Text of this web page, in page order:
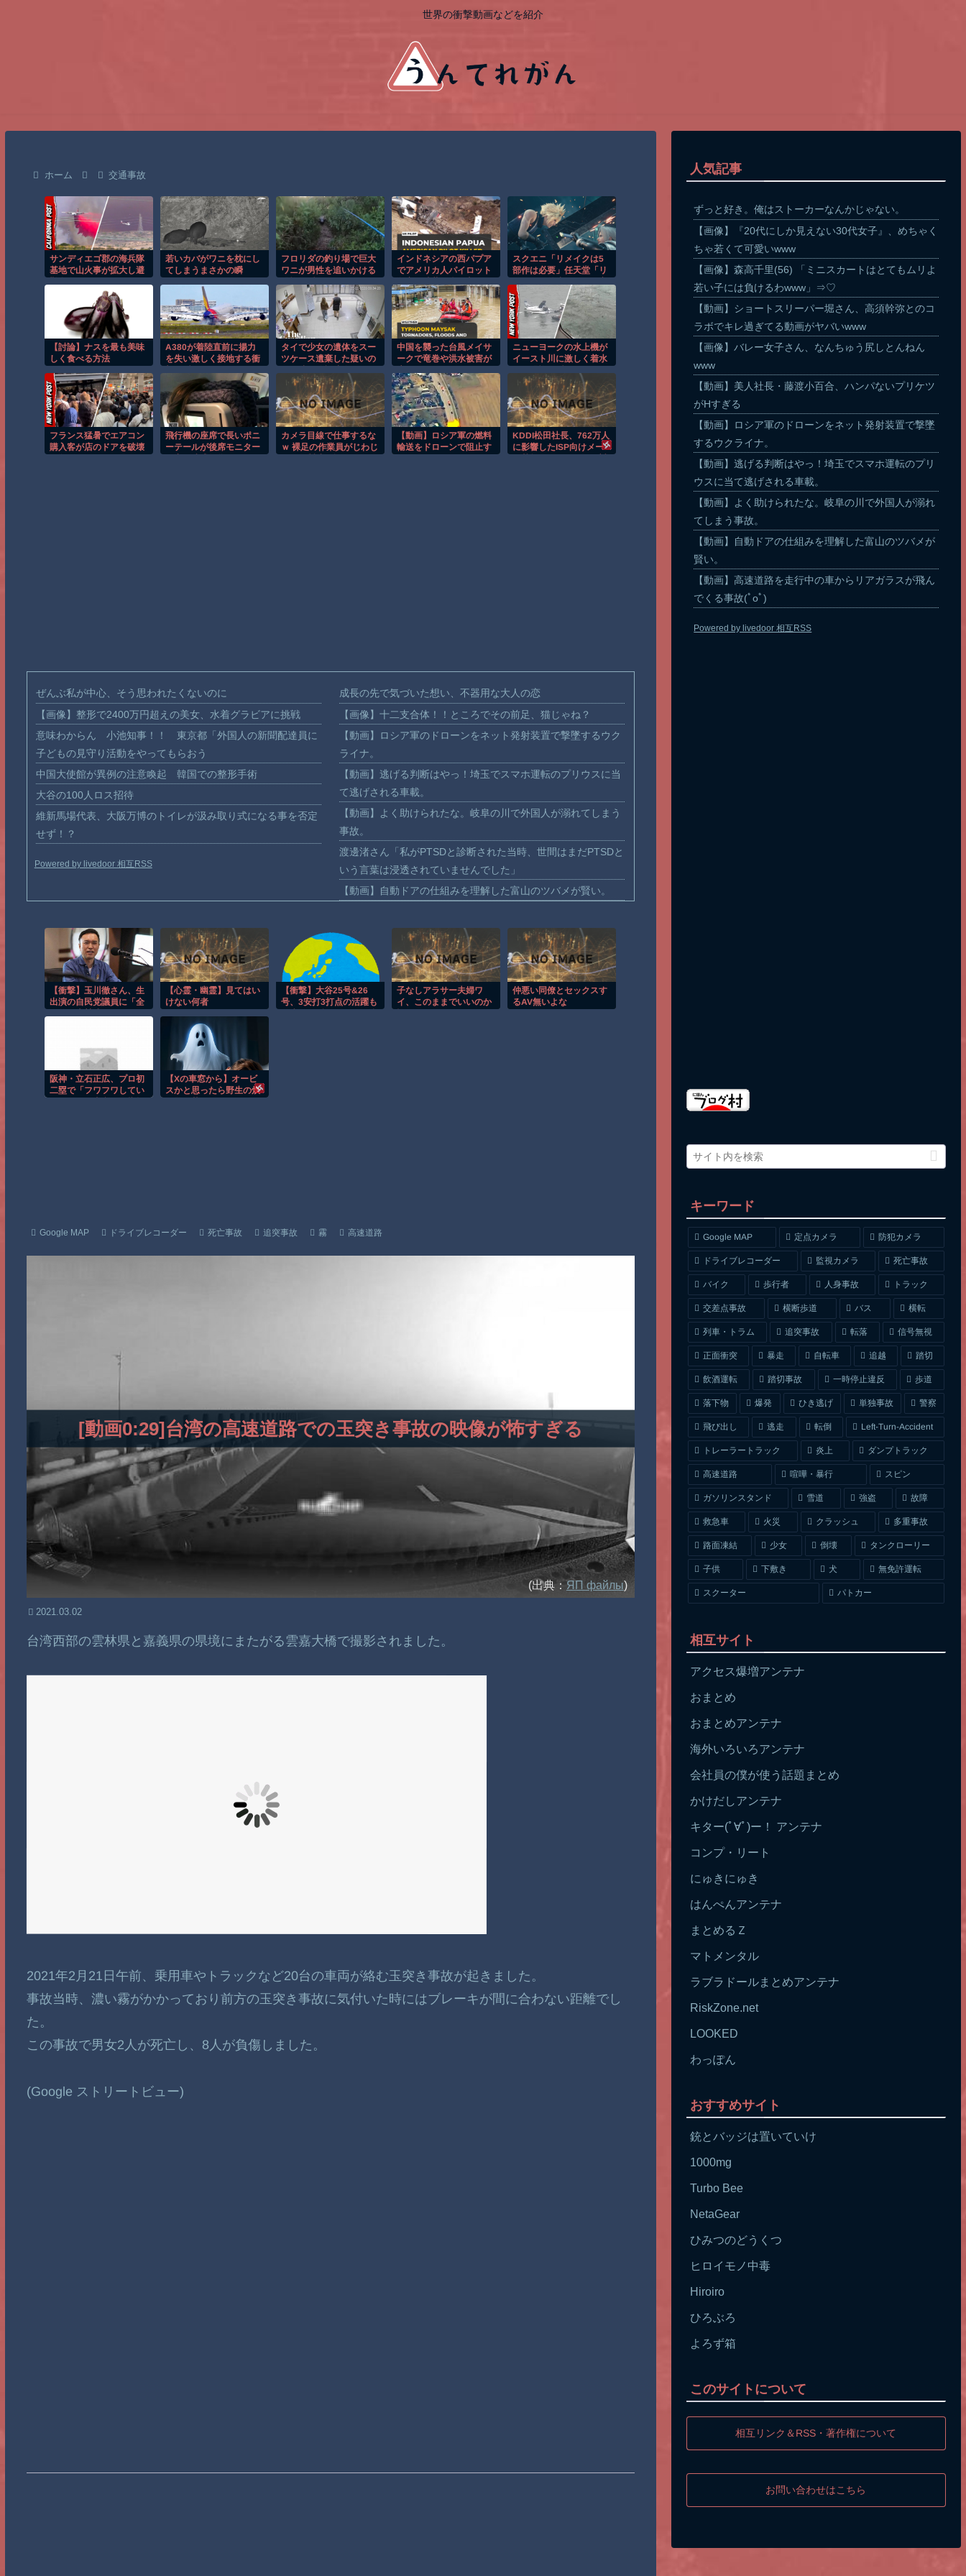
世界の衝撃動画などを紹介
ホーム 交通事故
サンディエゴ郡の海兵隊
基地で山火事が拡大し避
若いカバがワニを枕にし
てしまうまさかの瞬
フロリダの釣り場で巨大
ワニが男性を追いかける
インドネシアの西パプア
でアメリカ人パイロット
スクエニ「リメイクは5
部作は必要」任天堂「リ
えるだけ」
【討論】ナスを最も美味
しく食べる方法
A380が着陸直前に揚力
を失い激しく接地する衝
タイで少女の遺体をスー
ツケース遺棄した疑いの
中国を襲った台風メイサ
ークで竜巻や洪水被害が
ニューヨークの水上機が
イースト川に激しく着水
フランス猛暑でエアコン
購入客が店のドアを破壊
飛行機の座席で長いポニ
ーテールが後席モニター
カメラ目線で仕事するな
ｗ 裸足の作業員がじわじ
【動画】ロシア軍の燃料
輸送をドローンで阻止す
KDDI松田社長、762万人
に影響したISP向けメー
ぜんぶ私が中心、そう思われたくないのに
【画像】整形で2400万円超えの美女、水着グラビアに挑戦
意味わからん 小池知事！！ 東京都「外国人の新聞配達員に
子どもの見守り活動をやってもらおう
中国大使館が異例の注意喚起 韓国での整形手術
大谷の100人ロス招待
維新馬場代表、大阪万博のトイレが汲み取り式になる事を否定
せず！？
Powered by livedoor 相互RSS
成長の先で気づいた想い、不器用な大人の恋
【画像】十二支合体！！ところでその前足、猫じゃね？
【動画】ロシア軍のドローンをネット発射装置で撃墜するウク
ライナ。
【動画】逃げる判断はやっ！埼玉でスマホ運転のプリウスに当
て逃げされる車載。
【動画】よく助けられたな。岐阜の川で外国人が溺れてしまう
事故。
渡邊渚さん「私がPTSDと診断された当時、世間はまだPTSDと
いう言葉は浸透されていませんでした」
【動画】自動ドアの仕組みを理解した富山のツバメが賢い。
（50%還元）」を開催！
【動画】高速道路を走行中の車からリアガラスが飛んでくる事
故(ﾟoﾟ)
子供向け漫画、謎の闇の大会に参加しがち問題
【朗報】大人気漫画「GANTZ」がAmazonでなんと全巻100円
【衝撃】玉川徹さん、生
出演の自民党議員に「全
同・・・・・・・・・
【心霊・幽霊】見てはい
けない何者
【衝撃】大谷25号&26
号、3安打3打点の活躍も
子なしアラサー夫婦ワ
イ、このままでいいのか
仲悪い同僚とセックスす
るAV無いよな
阪神・立石正広、プロ初
二塁で「フワフワしてい
【Xの車窓から】オービ
スかと思ったら野生の炊
Google MAP ドライブレコーダー 死亡事故 追突事故 霧 高速道路
[動画0:29]台湾の高速道路での玉突き事故の映像が怖すぎる
(出典：ЯП файлы)
2021.03.02
台湾西部の雲林県と嘉義県の県境にまたがる雲嘉大橋で撮影されました。
2021年2月21日午前、乗用車やトラックなど20台の車両が絡む玉突き事故が起きました。
事故当時、濃い霧がかかっており前方の玉突き事故に気付いた時にはブレーキが間に合わない距離でし
た。
この事故で男女2人が死亡し、8人が負傷しました。
(Google ストリートビュー)
人気記事
ずっと好き。俺はストーカーなんかじゃない。
【画像】『20代にしか見えない30代女子』、めちゃく
ちゃ若くて可愛いwww
【画像】森高千里(56) 「ミニスカートはとてもムリよ
若い子には負けるわwww」⇒♡
【動画】ショートスリーパー堀さん、高須幹弥とのコ
ラボでキレ過ぎてる動画がヤバいwww
【画像】バレー女子さん、なんちゅう尻しとんねん
www
【動画】美人社長・藤渡小百合、ハンパないプリケツ
がHすぎる
【動画】ロシア軍のドローンをネット発射装置で撃墜
するウクライナ。
【動画】逃げる判断はやっ！埼玉でスマホ運転のプリ
ウスに当て逃げされる車載。
【動画】よく助けられたな。岐阜の川で外国人が溺れ
てしまう事故。
【動画】自動ドアの仕組みを理解した富山のツバメが
賢い。
【動画】高速道路を走行中の車からリアガラスが飛ん
でくる事故(ﾟoﾟ)
Powered by livedoor 相互RSS
キーワード
Google MAP 定点カメラ 防犯カメラ
ドライブレコーダー 監視カメラ 死亡事故
バイク 歩行者 人身事故 トラック
交差点事故 横断歩道 バス 横転
列車・トラム 追突事故 転落 信号無視
正面衝突 暴走 自転車 追越 踏切
飲酒運転 踏切事故 一時停止違反 歩道
落下物 爆発 ひき逃げ 単独事故 警察
飛び出し 逃走 転倒 Left-Turn-Accident
トレーラートラック 炎上 ダンプトラック
高速道路 喧嘩・暴行 スピン
ガソリンスタンド 雪道 強盗 故障
救急車 火災 クラッシュ 多重事故
路面凍結 少女 倒壊 タンクローリー
子供 下敷き 犬 無免許運転
スクーター パトカー
相互サイト
アクセス爆増アンテナ
おまとめ
おまとめアンテナ
海外いろいろアンテナ
会社員の僕が使う話題まとめ
かけだしアンテナ
キター(ﾟ∀ﾟ)ー！ アンテナ
コンプ・リート
にゅきにゅき
はんぺんアンテナ
まとめるＺ
マトメンタル
ラブラドールまとめアンテナ
RiskZone.net
LOOKED
わっぽん
おすすめサイト
銃とバッジは置いていけ
1000mg
Turbo Bee
NetaGear
ひみつのどうくつ
ヒロイモノ中毒
Hiroiro
ひろぶろ
よろず箱
このサイトについて
相互リンク＆RSS・著作権について
お問い合わせはこちら